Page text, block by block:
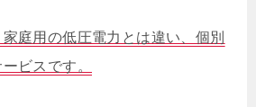
庭用の低圧電力とは違い、個別
ビスです。